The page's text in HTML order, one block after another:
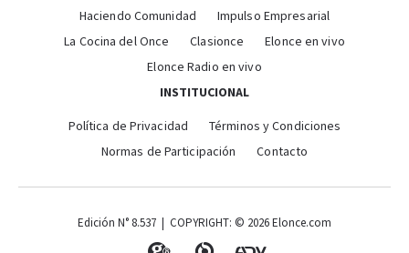
Haciendo Comunidad
Impulso Empresarial
La Cocina del Once
Clasionce
Elonce en vivo
Elonce Radio en vivo
INSTITUCIONAL
Política de Privacidad
Términos y Condiciones
Normas de Participación
Contacto
Edición N° 8.537 | COPYRIGHT: © 2026 Elonce.com